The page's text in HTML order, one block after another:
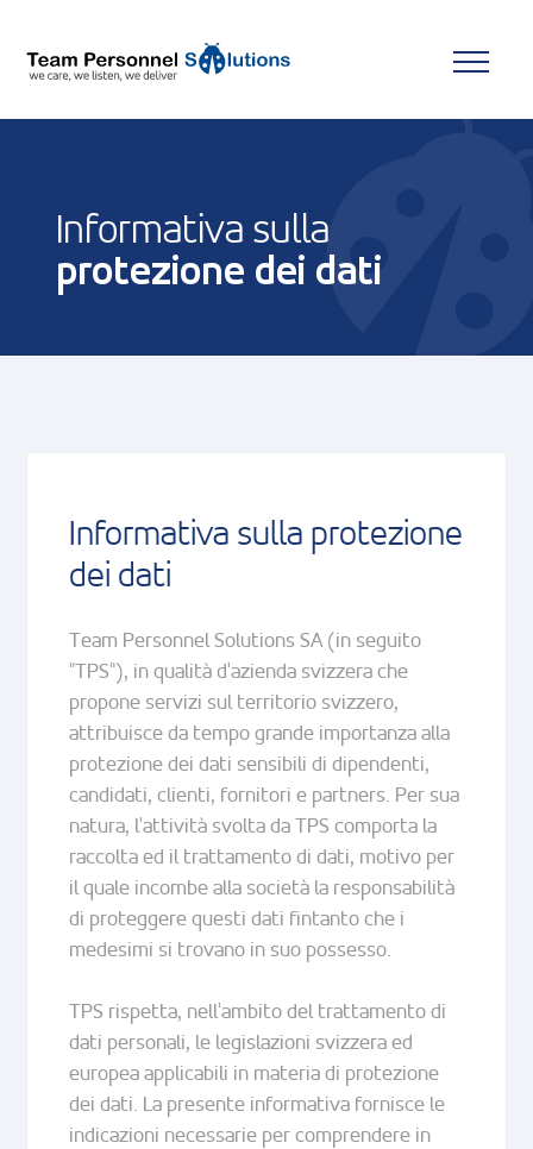
Informativa sulla
protezione dei dati
Informativa sulla protezione
dei dati
Team Personnel Solutions SA (in seguito
"TPS"), in qualità d'azienda svizzera che
propone servizi sul territorio svizzero,
attribuisce da tempo grande importanza alla
protezione dei dati sensibili di dipendenti,
candidati, clienti, fornitori e partners. Per sua
natura, l'attività svolta da TPS comporta la
raccolta ed il trattamento di dati, motivo per
il quale incombe alla società la responsabilità
di proteggere questi dati fintanto che i
medesimi si trovano in suo possesso.
TPS rispetta, nell'ambito del trattamento di
dati personali, le legislazioni svizzera ed
europea applicabili in materia di protezione
dei dati. La presente informativa fornisce le
indicazioni necessarie per comprendere in